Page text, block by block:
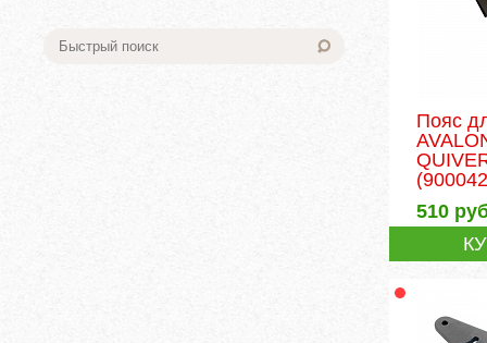
Пояс
510